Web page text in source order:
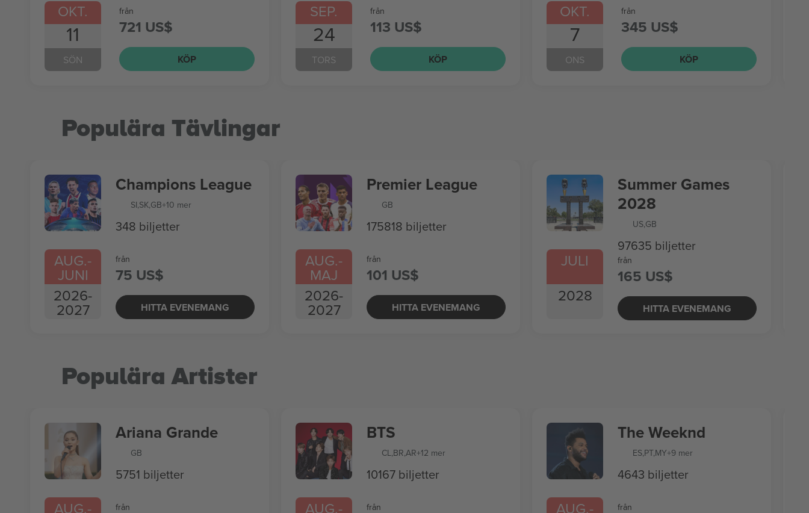
OKT.
11
SÖN
från
721 US$
KÖP
SEP.
24
TORS
från
113 US$
KÖP
OKT.
7
ONS
från
345 US$
KÖP
Populära Tävlingar
AUG.-
JUNI
2026-
2027
Champions League
SI,SK,GB+10 mer
348 biljetter
från
75 US$
HITTA EVENEMANG
AUG.-
MAJ
2026-
2027
Premier League
GB
175818 biljetter
från
101 US$
HITTA EVENEMANG
JULI
2028
Summer Games
2028
US,GB
97635 biljetter
från
165 US$
HITTA EVENEMANG
Populära Artister
AUG.-
Ariana Grande
GB
5751 biljetter
från AUG.-
BTS
CL,BR,AR+12 mer
10167 biljetter
från AUG.-
The Weeknd
ES,PT,MY+9 mer
4643 biljetter
från